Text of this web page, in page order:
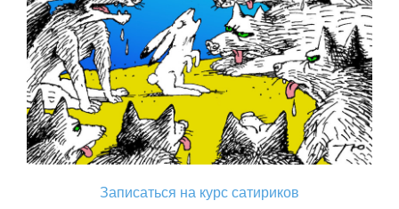
Записаться на курс сатириков